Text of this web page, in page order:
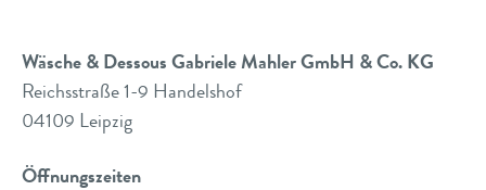
Wäsche & Dessous Gabriele Mahler GmbH & Co. KG
Reichsstraße 1-9 Handelshof
04109 Leipzig
Öffnungszeiten